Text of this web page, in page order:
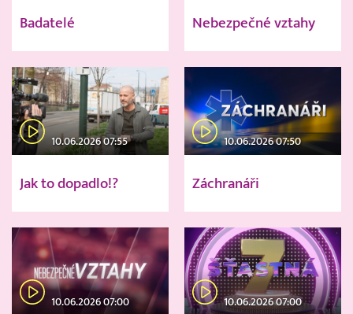
Badatelé Nebezpečné vztahy
10.06.2026 07:55
Jak to dopadlo!?
10.06.2026 07:50
Záchranáři
10.06.2026 07:00 10.06.2026 07:00